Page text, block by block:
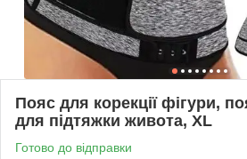
Пояс для корекції фігури,
для підтяжки живота, XL
Готово до відправки